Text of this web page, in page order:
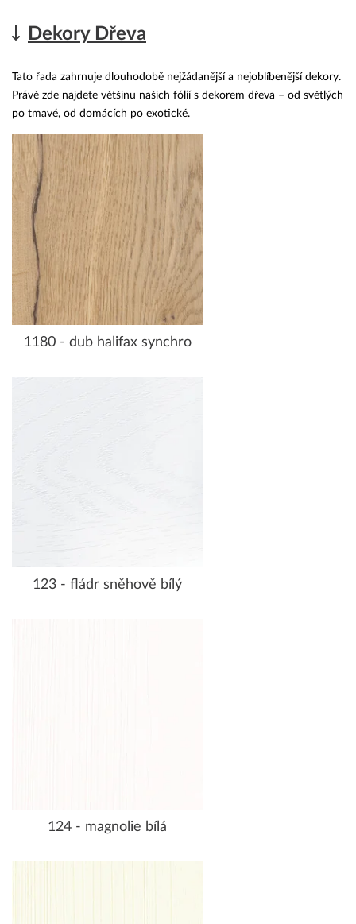
Dekory Dřeva
Tato řada zahrnuje dlouhodobě nejžádanější a nejoblíbenější dekory.
Právě zde najdete většinu našich fólií s dekorem dřeva – od světlých
po tmavé, od domácích po exotické.
1180 - dub halifax synchro
123 - fládr sněhově bílý
124 - magnolie bílá